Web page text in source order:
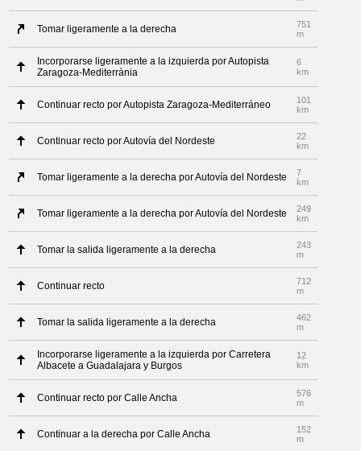
Tomar ligeramente a la derecha
751
m
Incorporarse ligeramente a la izquierda por Autopista
Zaragoza-Mediterrània
6
km
Continuar recto por Autopista Zaragoza-Mediterráneo
101
km
Continuar recto por Autovía del Nordeste
22
km
Tomar ligeramente a la derecha por Autovía del Nordeste
7
km
Tomar ligeramente a la derecha por Autovía del Nordeste
249
km
Tomar la salida ligeramente a la derecha
243
m
Continuar recto
712
m
Tomar la salida ligeramente a la derecha
462
m
Incorporarse ligeramente a la izquierda por Carretera
Albacete a Guadalajara y Burgos
12
km
Continuar recto por Calle Ancha
576
m
Continuar a la derecha por Calle Ancha
152
m